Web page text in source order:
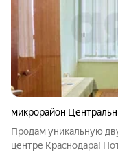
микрорайон
Продам уникальную
центре Краснодара!